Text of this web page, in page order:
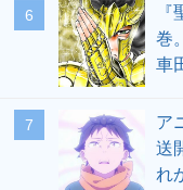
6
巻
車
7
ア
送
れ